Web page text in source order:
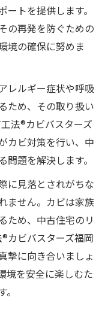
トを提供します。
の再発を防ぐための
境の確保に努めま
レルギー症状や呼吸
ため、その取り扱い
法®カビバスターズ
カビ対策を行い、中
題を解決します。
に見落とされがちな
ません。カビは家族
ため、中古住宅のリ
カビバスターズ福岡
摯に向き合いましょ
境を安全に楽しむた